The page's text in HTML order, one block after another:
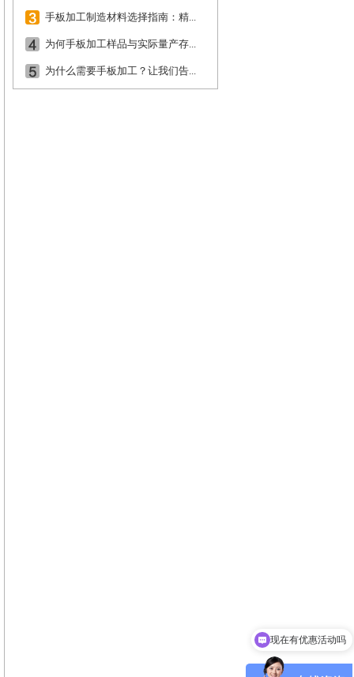
手板加工制造材料选择指南：精...
为何手板加工样品与实际量产存...
为什么需要手板加工？让我们告...
可以介绍下你们的产品么